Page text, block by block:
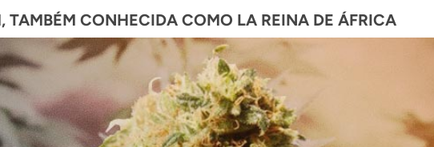
TAMBÉM CONHECIDA COMO LA REINA DE ÁFRICA